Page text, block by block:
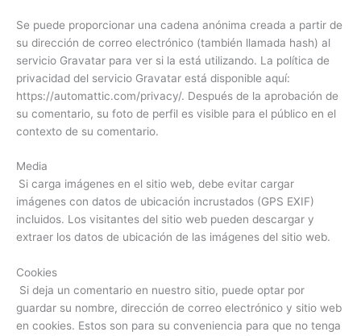
Se puede proporcionar una cadena anónima creada a partir de
su dirección de correo electrónico (también llamada hash) al
servicio Gravatar para ver si la está utilizando. La política de
privacidad del servicio Gravatar está disponible aquí:
https://automattic.com/privacy/. Después de la aprobación de
su comentario, su foto de perfil es visible para el público en el
contexto de su comentario.
Media
Si carga imágenes en el sitio web, debe evitar cargar
imágenes con datos de ubicación incrustados (GPS EXIF)
incluidos. Los visitantes del sitio web pueden descargar y
extraer los datos de ubicación de las imágenes del sitio web.
Cookies
Si deja un comentario en nuestro sitio, puede optar por
guardar su nombre, dirección de correo electrónico y sitio web
en cookies. Estos son para su conveniencia para que no tenga